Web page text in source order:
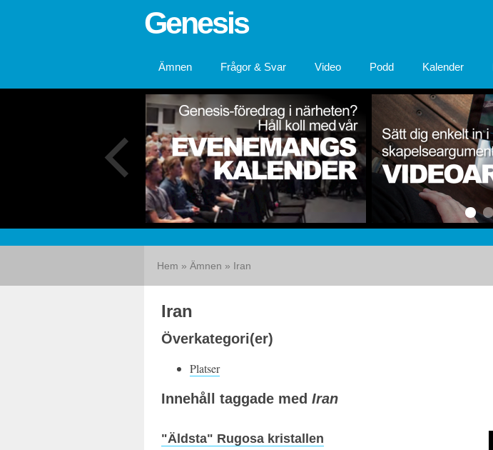
Genesis
Ämnen Frågor & Svar Video Podd Kalender
Hem » Ämnen » Iran
Iran
Överkategori(er)
Platser
Innehåll taggade med Iran
"Äldsta" Rugosa kristallen